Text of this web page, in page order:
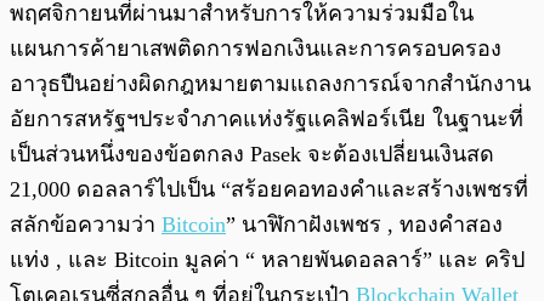
พฤศจิกายนที่ผ่านมาสำหรับการให้ความร่วมมือใน
แผนการค้ายาเสพติดการฟอกเงินและการครอบครอง
อาวุธปืนอย่างผิดกฎหมายตามแถลงการณ์จากสำนักงาน
อัยการสหรัฐฯประจำภาคแห่งรัฐแคลิฟอร์เนีย ในฐานะที่
เป็นส่วนหนึ่งของข้อตกลง Pasek จะต้องเปลี่ยนเงินสด
21,000 ดอลลาร์ไปเป็น “สร้อยคอทองคำและสร้างเพชรที่
สลักข้อความว่า Bitcoin” นาฬิกาฝังเพชร , ทองคำสอง
แท่ง , และ Bitcoin มูลค่า “ หลายพันดอลลาร์” และ คริป
โตเคอเรนซี่สกุลอื่น ๆ ที่อยู่ในกระเป๋า Blockchain Wallet